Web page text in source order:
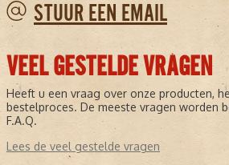
STUUR EEN EMAIL
VEEL GESTELDE VRAGEN
Heeft u een vraag over onze producten,
bestelproces. De meeste vragen worden
F.A.Q.
Lees de veel gestelde vragen